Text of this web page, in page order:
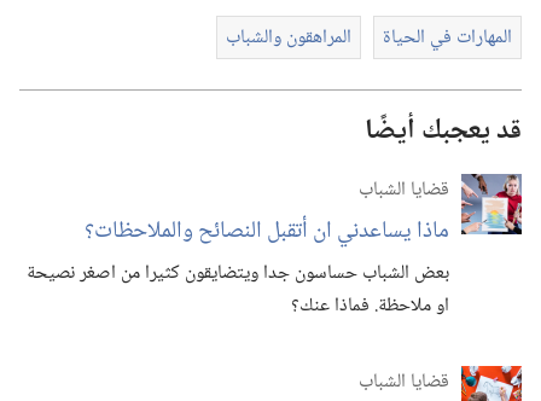
المهارات في الحياة المراهقون والشباب
قد يعجبك أيضًا
قضايا الشباب
ماذا يساعدني ان أتقبل النصائح والملاحظات؟‏
بعض الشباب حساسون جدا ويتضايقون كثيرا من اصغر نصيحة
او ملاحظة.‏ فماذا عنك؟‏
قضايا الشباب